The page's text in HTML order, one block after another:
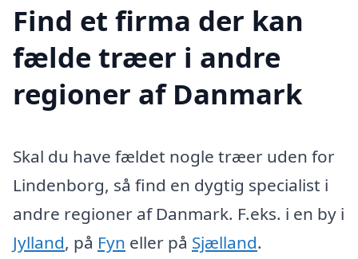
Find et firma der kan
fælde træer i andre
regioner af Danmark
Skal du have fældet nogle træer uden for
Lindenborg, så find en dygtig specialist i
andre regioner af Danmark. F.eks. i en by i
Jylland, på Fyn eller på Sjælland.